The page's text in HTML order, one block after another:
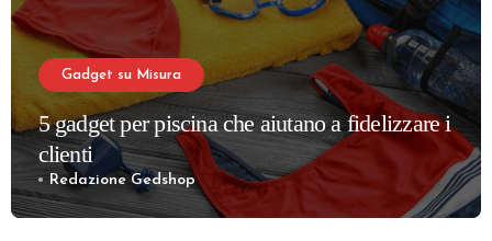
Gadget su Misura
5 gadget per piscina che aiutano a fidelizzare i
clienti
Redazione Gedshop